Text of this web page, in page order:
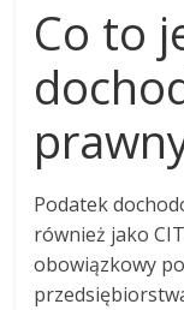
Co to
Podatek
również jako
obowiązkowy